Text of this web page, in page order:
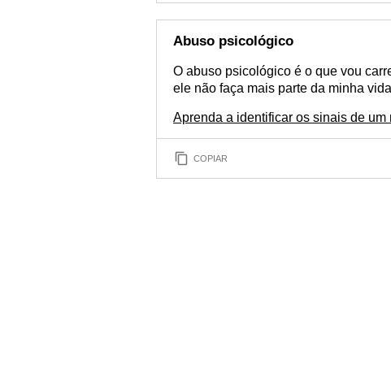
Abuso psicológico
O abuso psicológico é o que vou
ele não faça mais parte da minha
Aprenda a identificar os sinais de um
COPIAR